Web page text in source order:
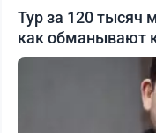
Тур за 120 тысяч
как обманывают